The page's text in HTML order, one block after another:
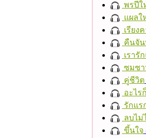
พรปีใ
แผลใ
เรียง
คืนจั
เรารั
ซมซ
คู่ชีวิต
อะไร
รักแร
ลบไม่
ขึ้นใจ